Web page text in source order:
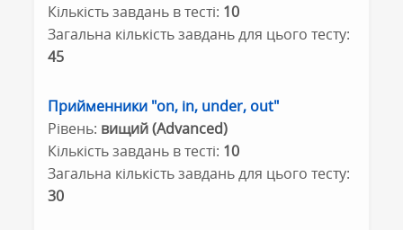
Кількість завдань в тесті: 10
Загальна кількість завдань для цього тесту:
45
Прийменники "on, in, under, out"
Рівень: вищий (Advanced)
Кількість завдань в тесті: 10
Загальна кількість завдань для цього тесту:
30